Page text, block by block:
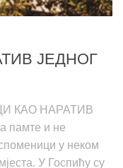
ЈЕДНОГ
КАО НАРАТИВ
и не
у неком
У Госпићу су